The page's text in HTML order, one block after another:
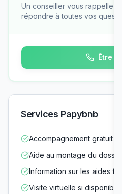
Un conseiller vous rappelle
répondre à toutes vos
Être
Services Papybnb
Accompagnement gratuit
Aide au montage du
Information sur les aides
Visite virtuelle si disponible